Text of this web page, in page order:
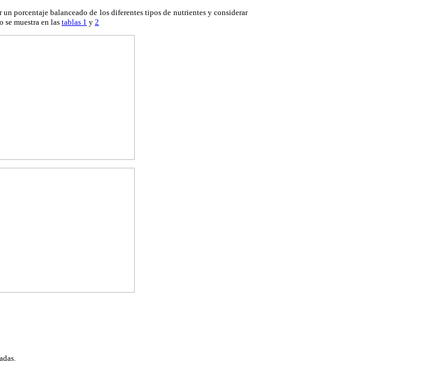
porcentaje balanceado de los diferentes tipos de nutrientes y considerar
se muestra en las tablas 1 y 2